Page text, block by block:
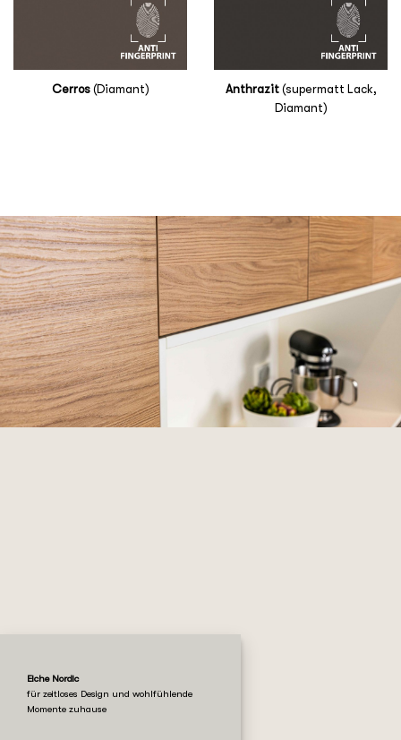
Cerros(Diamant) Anthrazit(supermatt Lack,
Diamant)
Eiche Nordic
für zeitloses Design und wohlfühlende
Momente zuhause